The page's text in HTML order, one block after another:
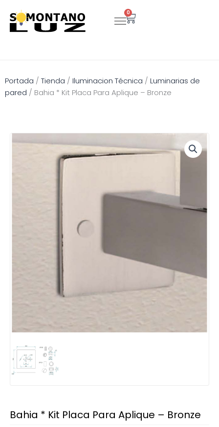
contenido
0
Carrito
Portada / Tienda / Iluminacion Técnica / Luminarias de
pared / Bahia * Kit Placa Para Aplique – Bronze
Bahia * Kit Placa Para Aplique – Bronze